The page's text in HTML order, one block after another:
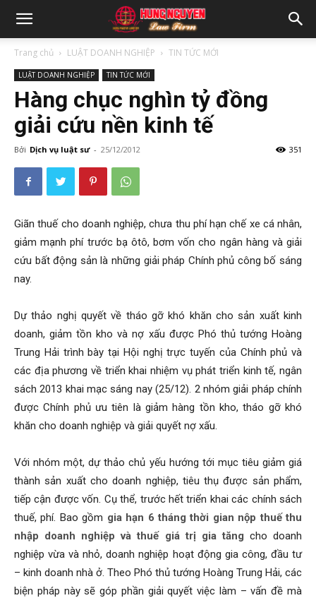
Trang chủ LUẬT DOANH NGHIỆP TIN TỨC MỚI
LUẬT DOANH NGHIỆP TIN TỨC MỚI
Hàng chục nghìn tỷ đồng
giải cứu nền kinh tế
Bởi Dịch vụ luật sư - 25/12/2012 351
Giãn thuế cho doanh nghiệp, chưa thu phí hạn chế xe cá nhân,
giảm mạnh phí trước bạ ôtô, bơm vốn cho ngân hàng và giải
cứu bất động sản là những giải pháp Chính phủ công bố sáng
nay.
Dự thảo nghị quyết về tháo gỡ khó khăn cho sản xuất kinh
doanh, giảm tồn kho và nợ xấu được Phó thủ tướng Hoàng
Trung Hải trình bày tại Hội nghị trực tuyến của Chính phủ và
các địa phương về triển khai nhiệm vụ phát triển kinh tế, ngân
sách 2013 khai mạc sáng nay (25/12). 2 nhóm giải pháp chính
được Chính phủ ưu tiên là giảm hàng tồn kho, tháo gỡ khó
khăn cho doanh nghiệp và giải quyết nợ xấu.
Với nhóm một, dự thảo chủ yếu hướng tới mục tiêu giảm giá
thành sản xuất cho doanh nghiệp, tiêu thụ được sản phẩm,
tiếp cận được vốn. Cụ thể, trước hết triển khai các chính sách
thuế, phí. Bao gồm gia hạn 6 tháng thời gian nộp thuế thu
nhập doanh nghiệp và thuế giá trị gia tăng cho doanh
nghiệp vừa và nhỏ, doanh nghiệp hoạt động gia công, đầu tư
– kinh doanh nhà ở. Theo Phó thủ tướng Hoàng Trung Hải, các
biện pháp này sẽ góp phần giải quyết việc làm – vấn đề mà